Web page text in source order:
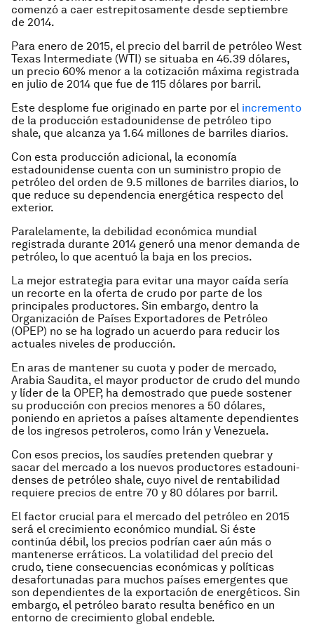
comenzó a caer estrepitosamente desde septiembre
de 2014.
Para enero de 2015, el precio del barril de petróleo West
Texas Intermediate (WTI) se situaba en 46.39 dólares,
un precio 60% menor a la cotización máxima registrada
en julio de 2014 que fue de 115 dólares por barril.
Este desplome fue originado en parte por el incremento
de la pro­ducción estadounidense de petróleo tipo
shale, que alcanza ya 1.64 millo­nes de barriles diarios.
Con esta producción adicio­nal, la economía
estadounidense cuenta con un suministro propio de
petróleo del orden de 9.5 millones de barriles diarios, lo
que reduce su dependencia energética respecto del
exterior.
Paralelamente, la debilidad eco­nómica mundial
registrada durante 2014 generó una menor demanda de
petróleo, lo que acentuó la baja en los precios.
La mejor estrategia para evitar una mayor caída sería
un recorte en la oferta de crudo por parte de los
principales productores. Sin embar­go, dentro la
Organización de Países Exportadores de Petróleo
(OPEP) no se ha logrado un acuerdo para reducir los
actuales niveles de producción.
En aras de mantener su cuota y poder de mercado,
Arabia Saudita, el mayor productor de crudo del mun­do
y líder de la OPEP, ha demostrado que puede sostener
su producción con precios menores a 50 dólares,
poniendo en aprietos a países alta­mente dependientes
de los ingresos petroleros, como Irán y Venezuela.
Con esos precios, los saudíes pre­tenden quebrar y
sacar del mercado a los nuevos productores estadouni­
denses de petróleo shale, cuyo nivel de rentabilidad
requiere precios de entre 70 y 80 dólares por barril.
El factor crucial para el mercado del petróleo en 2015
será el creci­miento económico mundial. Si éste
continúa débil, los precios podrían caer aún más o
mantenerse errá­ticos. La volatilidad del precio del
crudo, tiene consecuencias económi­cas y políticas
desafortunadas para muchos países emergentes que
son dependientes de la exportación de energéticos. Sin
embargo, el petróleo barato resulta benéfico en un
entor­no de crecimiento global endeble.